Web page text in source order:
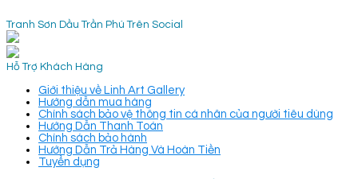
Tranh Sơn Dầu Trần Phú Trên Social
Hỗ Trợ Khách Hàng
Giới thiệu về Linh Art Gallery
Hướng dẫn mua hàng
Chính sách bảo vệ thông tin cá nhân của người tiêu dùng
Hướng Dẫn Thanh Toán
Chính sách bảo hành
Hướng Dẫn Trả Hàng Và Hoàn Tiền
Tuyển dụng